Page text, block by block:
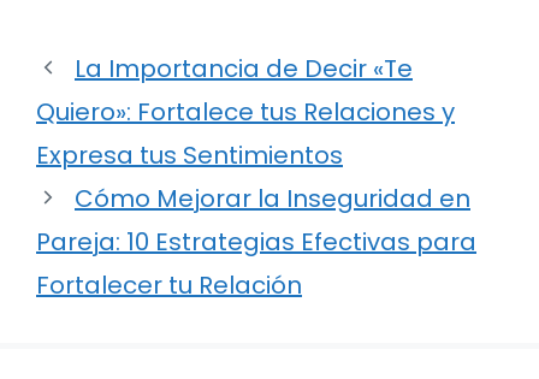
La Importancia de Decir «Te
Quiero»: Fortalece tus Relaciones y
Expresa tus Sentimientos
Cómo Mejorar la Inseguridad en
Pareja: 10 Estrategias Efectivas para
Fortalecer tu Relación